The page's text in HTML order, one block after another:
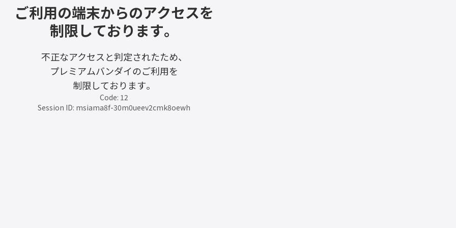
ご利用の端末からのアクセスを
制限しております。
不正なアクセスと判定されたため、
プレミアムバンダイのご利用を
制限しております。
Code: 12
Session ID: msiama8f-30m0ueev2cmk8oewh